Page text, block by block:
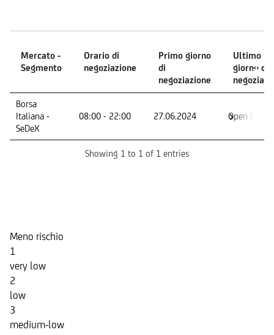
Mercato -
Segmento
Orario di
negoziazione
Primo giorno
di
negoziazione
Ultimo
giorno di
Segmento
negoziazione
di
giorno di
Borsa
Italiana -
SeDeX
08:00 - 22:00 27.06.2024 Open End
Showing 1 to 1 of 1 entries
Meno rischio
1
very low
2
low
3
medium-low